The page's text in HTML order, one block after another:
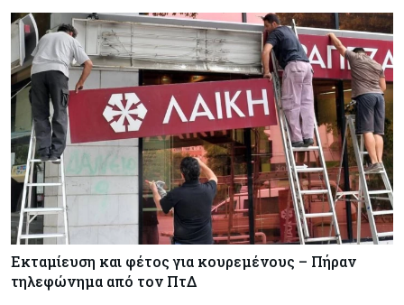
Εκταμίευση και φέτος για κουρεμένους – Πήραν
τηλεφώνημα από τον ΠτΔ